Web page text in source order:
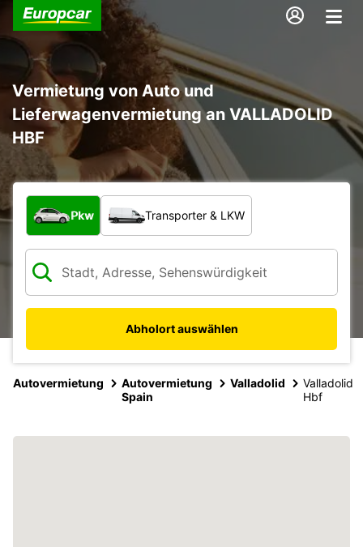
Vermietung von Auto und
Lieferwagenvermietung an VALLADOLID
HBF
Welche Art von Fahrzeug?
Pkw Transporter & LKW
Abholort auswählen
Autovermietung
Autovermietung
Spain
Valladolid
Valladolid
Hbf